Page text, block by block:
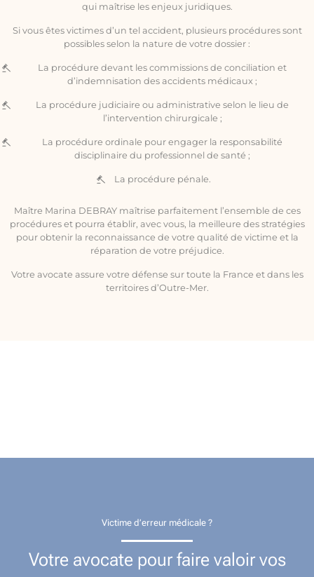
qui maîtrise les enjeux juridiques.
Si vous êtes victimes d’un tel accident, plusieurs procédures sont
possibles selon la nature de votre dossier :
La procédure devant les commissions de conciliation et
d’indemnisation des accidents médicaux ;
La procédure judiciaire ou administrative selon le lieu de
l’intervention chirurgicale ;
La procédure ordinale pour engager la responsabilité
disciplinaire du professionnel de santé ;
La procédure pénale.
Maître Marina DEBRAY maîtrise parfaitement l’ensemble de ces
procédures et pourra établir, avec vous, la meilleure des stratégies
pour obtenir la reconnaissance de votre qualité de victime et la
réparation de votre préjudice.
Votre avocate assure votre défense sur toute la France et dans les
territoires d’Outre-Mer.
Victime d’erreur médicale ?
Votre avocate pour faire valoir vos